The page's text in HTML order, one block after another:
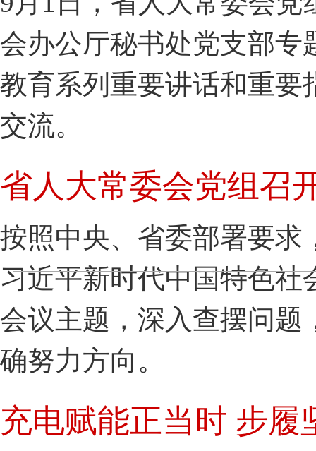
会办公厅秘书处党支部专
教育系列重要讲话和重要
交流。
省人大常委会党组召
按照中央、省委部署要求
习近平新时代中国特色
会议主题，深入查摆问题
确努力方向。
充电赋能正当时 步履